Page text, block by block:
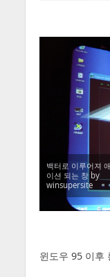
백터로 이루어져
이션 되는 창 by
winsupersite
윈도우 95 이후